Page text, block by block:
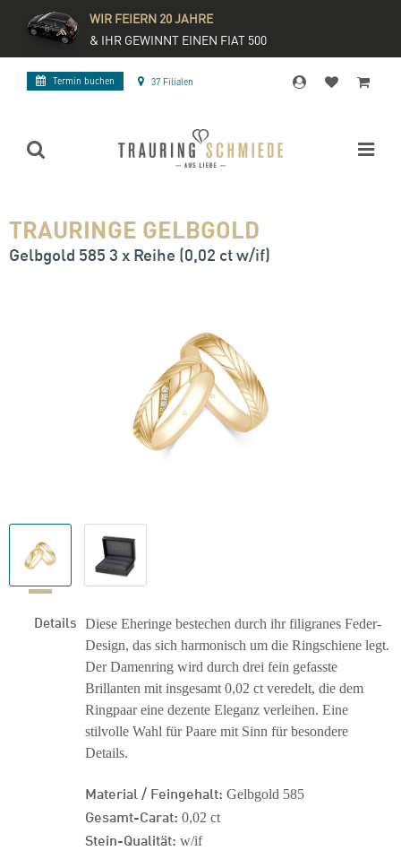
WIR FEIERN 20 JAHRE
& IHR GEWINNT EINEN FIAT 500
Termin buchen 37 Filialen
TRAURINGE GELBGOLD
Gelbgold 585 3 x Reihe (0,02 ct w/if)
Details Diese Eheringe bestechen durch ihr filigranes Feder-
Design, das sich harmonisch um die Ringschiene legt.
Der Damenring wird durch drei fein gefasste
Brillanten mit insgesamt 0,02 ct veredelt, die dem
Ringpaar eine dezente Eleganz verleihen. Eine
stilvolle Wahl für Paare mit Sinn für besondere
Details.
Material / Feingehalt: Gelbgold 585
Gesamt-Carat: 0,02 ct
Stein-Qualität: w/if